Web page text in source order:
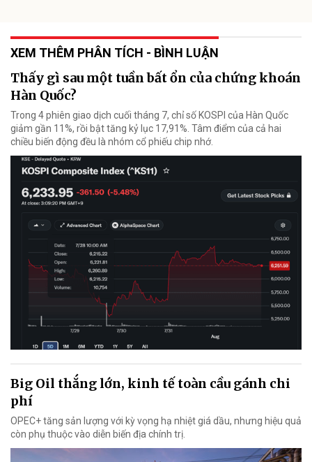
XEM THÊM PHÂN TÍCH - BÌNH LUẬN
Thấy gì sau một tuần bất ổn của chứng khoán
Hàn Quốc?
Trong 4 phiên giao dịch cuối tháng 7, chỉ số KOSPI của Hàn Quốc
giảm gần 11%, rồi bật tăng kỷ lục 17,91%. Tâm điểm của cả hai
chiều biến động đều là nhóm cổ phiếu chip nhớ.
Big Oil thắng lớn, kinh tế toàn cầu gánh chi
phí
OPEC+ tăng sản lượng với kỳ vọng hạ nhiệt giá dầu, nhưng hiệu quả
còn phụ thuộc vào diễn biến địa chính trị.